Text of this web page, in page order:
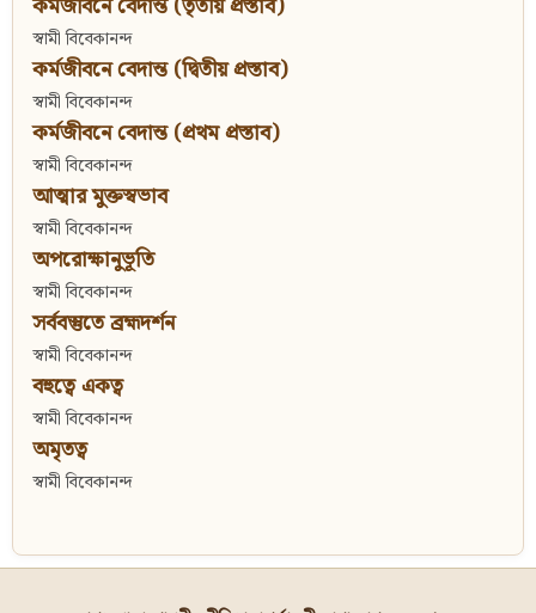
স্বামী বিবেকানন্দ
কর্মজীবনে বেদান্ত (দ্বিতীয় প্রস্তাব)
স্বামী বিবেকানন্দ
কর্মজীবনে বেদান্ত (প্রথম প্রস্তাব)
স্বামী বিবেকানন্দ
আত্মার মুক্তস্বভাব
স্বামী বিবেকানন্দ
অপরোক্ষানুভূতি
স্বামী বিবেকানন্দ
সর্ববস্তুতে ব্রহ্মদর্শন
স্বামী বিবেকানন্দ
বহুত্বে একত্ব
স্বামী বিবেকানন্দ
অমৃতত্ব
স্বামী বিবেকানন্দ